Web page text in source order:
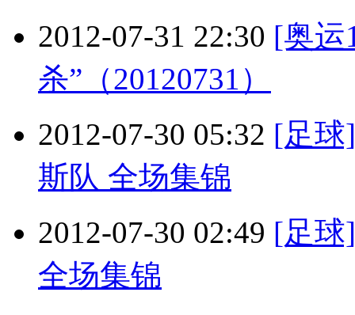
2012-07-31 22:30 [奥运
杀”（20120731）
2012-07-30 05:32 [足球
斯队 全场集锦
2012-07-30 02:49 [足球
全场集锦